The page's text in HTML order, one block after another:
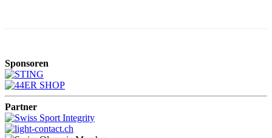
Sponsoren
Partner